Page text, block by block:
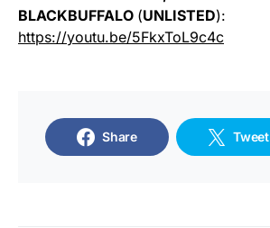
BLACKBUFFALO (UNLISTED):
https://youtu.be/5FkxToL9c4c
Share Tweet